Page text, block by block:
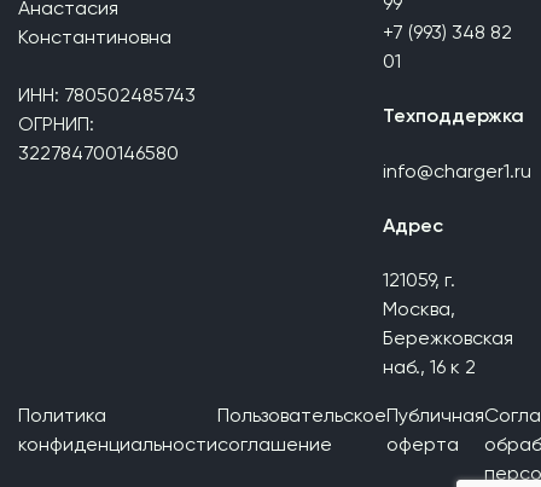
Анастасия
Константиновна
ИНН: 780502485743
ОГРНИП:
322784700146580
99
+7 (993) 348 82
01
Техподдержка
info@charger1.ru
Адрес
121059, г.
Москва,
Бережковская
наб., 16 к 2
Политика
конфиденциальности
Пользовательское
соглашение
Публичная
оферта